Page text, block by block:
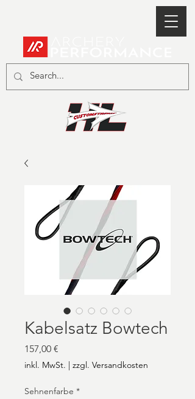
Kabelsatz Bowtech
157,00 €
inkl. MwSt. | zzgl. Versandkosten
Sehnenfarbe *